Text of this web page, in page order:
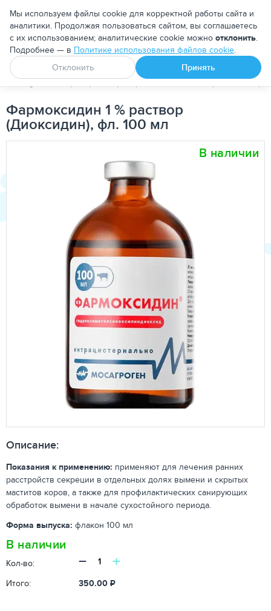
Москва
Апоквел Ветмедин От блох и клещей
PetDog Ветеринарные препараты Антибактериальные
Фармоксидин 1 % раствор
(Диоксидин), фл. 100 мл
В наличии
Описание:
Показания к применению: применяют для лечения ранних
расстройств секреции в отдельных долях вымени и скрытых
маститов коров, а также для профилактических санирующих
обработок вымени в начале сухостойного периода.
Форма выпуска: флакон 100 мл
В наличии
Кол-во: − +
Итого: 350.00 ₽
Мы используем файлы cookie для корректной работы сайта и
аналитики. Продолжая пользоваться сайтом, вы соглашаетесь
с их использованием; аналитические cookie можно отклонить.
Подробнее — в Политике использования файлов cookie.
Отклонить
Принять